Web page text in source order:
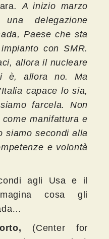
.
A inizio marzo
delegazione
Paese che sta
con SMR.
allora il nucleare
allora no. Ma
capace lo sia,
farcela. Non
manifattura e
siamo secondi alla
e volontà
agli Usa e il
cosa gli
(Center for